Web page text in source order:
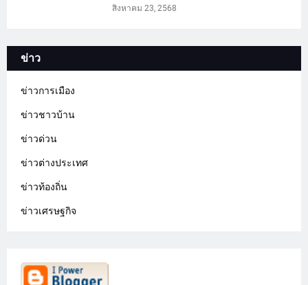
สิงหาคม 23, 2568
ข่าว
ข่าวการเมือง
ข่าวชาวบ้าน
ข่าวด่วน
ข่าวต่างประเทศ
ข่าวท้องถิ่น
ข่าวเศรษฐกิจ